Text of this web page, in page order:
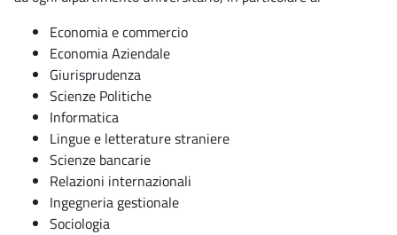
Economia e commercio
Economia Aziendale
Giurisprudenza
Scienze Politiche
Informatica
Lingue e letterature straniere
Scienze bancarie
Relazioni internazionali
Ingegneria gestionale
Sociologia